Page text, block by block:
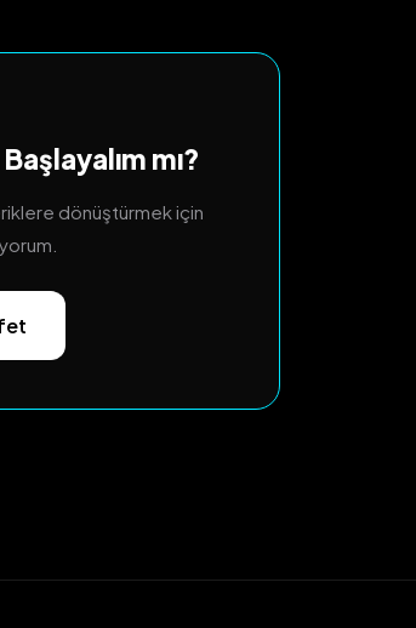
mı?
dönüştürmek için